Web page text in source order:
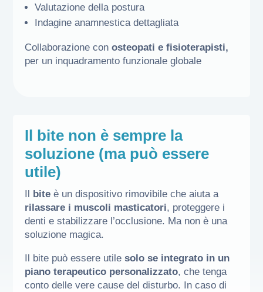
Valutazione della postura
Indagine anamnestica dettagliata
Collaborazione conosteopati e fisioterapisti,
per un inquadramento funzionale globale
Il bite non è sempre la
soluzione (ma può essere
utile)
Il bite è un dispositivo rimovibile che aiuta a
rilassare i muscoli masticatori, proteggere i
denti e stabilizzare l’occlusione. Ma non è una
soluzione magica.
Il bite può essere utilesolo se integrato in un
piano terapeutico personalizzato, che tenga
conto delle vere cause del disturbo. In caso di